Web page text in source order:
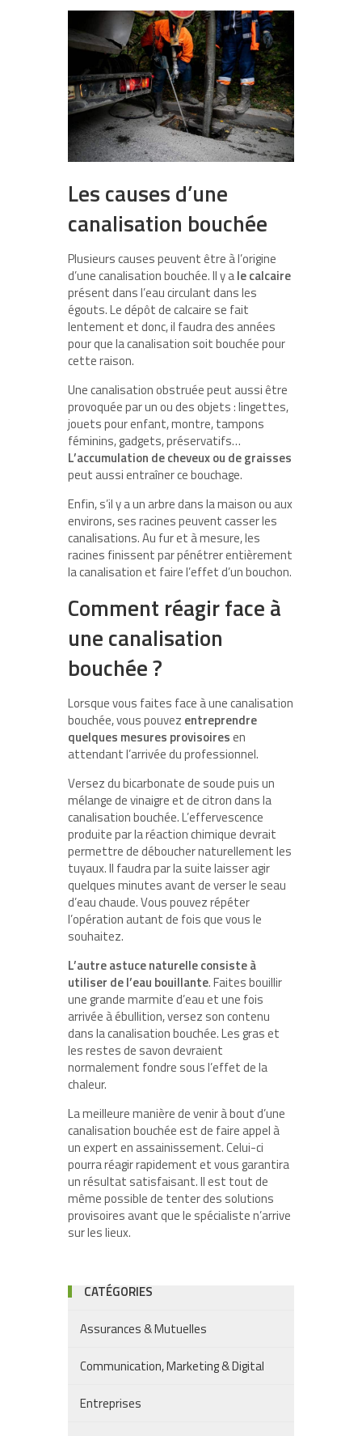
Les causes d’une
canalisation bouchée
Plusieurs causes peuvent être à l’origine
d’une canalisation bouchée. Il y ale calcaire
présent dans l’eau circulant dans les
égouts. Le dépôt de calcaire se fait
lentement et donc, il faudra des années
pour que la canalisation soit bouchée pour
cette raison.
Une canalisation obstruée peut aussi être
provoquée par un ou des objets : lingettes,
jouets pour enfant, montre, tampons
féminins, gadgets, préservatifs…
L’accumulation de cheveux ou de graisses
peut aussi entraîner ce bouchage.
Enfin, s’il y a un arbre dans la maison ou aux
environs, ses racines peuvent casser les
canalisations. Au fur et à mesure, les
racines finissent par pénétrer entièrement
la canalisation et faire l’effet d’un bouchon.
Comment réagir face à
une canalisation
bouchée ?
Lorsque vous faites face à une canalisation
bouchée, vous pouvez entreprendre
quelques mesures provisoiresen
attendant l’arrivée du professionnel.
Versez du bicarbonate de soude puis un
mélange de vinaigre et de citron dans la
canalisation bouchée. L’effervescence
produite par la réaction chimique devrait
permettre de déboucher naturellement les
tuyaux. Il faudra par la suite laisser agir
quelques minutes avant de verser le seau
d’eau chaude. Vous pouvez répéter
l’opération autant de fois que vous le
souhaitez.
L’autre astuce naturelle consiste à
utiliser de l’eau bouillante. Faites bouillir
une grande marmite d’eau et une fois
arrivée à ébullition, versez son contenu
dans la canalisation bouchée. Les gras et
les restes de savon devraient
normalement fondre sous l’effet de la
chaleur.
La meilleure manière de venir à bout d’une
canalisation bouchée est de faire appel à
un expert en assainissement. Celui-ci
pourra réagir rapidement et vous garantira
un résultat satisfaisant. Il est tout de
même possible de tenter des solutions
provisoires avant que le spécialiste n’arrive
sur les lieux.
CATÉGORIES
Assurances & Mutuelles
Communication, Marketing & Digital
Entreprises